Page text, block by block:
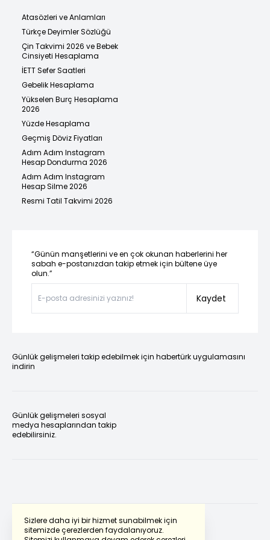
Sizlere daha iyi bir hizmet sunabilmek için
sitemizde çerezlerden faydalanıyoruz.
Atasözleri ve Anlamları
Türkçe Deyimler Sözlüğü
Çin Takvimi 2026 ve Bebek
Cinsiyeti Hesaplama
İETT Sefer Saatleri
Gebelik Hesaplama
Yükselen Burç Hesaplama
2026
Yüzde Hesaplama
Geçmiş Döviz Fiyatları
Adım Adım Instagram
Hesap Dondurma 2026
Adım Adım Instagram
Hesap Silme 2026
Resmi Tatil Takvimi 2026
“Günün manşetlerini ve en çok okunan haberlerini her
sabah e-postanızdan takip etmek için bültene üye
olun.”
Kaydet
Günlük gelişmeleri takip edebilmek için habertürk uygulamasını
indirin
Günlük gelişmeleri sosyal
medya hesaplarından takip
edebilirsiniz.